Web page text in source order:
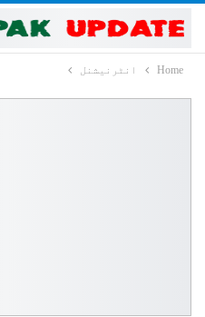
Home انٹرنیشنل